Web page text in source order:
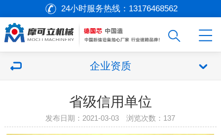
24小时服务热线： 13176468562
企业资质
省级信用单位
发布日期：2021-03-03 浏览次数： 137